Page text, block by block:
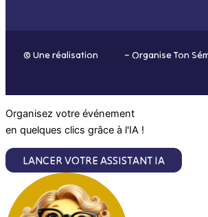
© Une réalisation – Organise Ton
Organisez votre événement
en quelques clics grâce à l'IA !
LANCER VOTRE ASSISTANT IA